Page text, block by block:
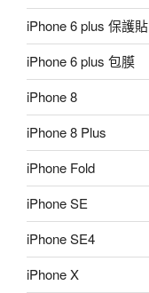
iPhone 6 plus 保護貼
iPhone 6 plus 包膜
iPhone 8
iPhone 8 Plus
iPhone Fold
iPhone SE
iPhone SE4
iPhone X